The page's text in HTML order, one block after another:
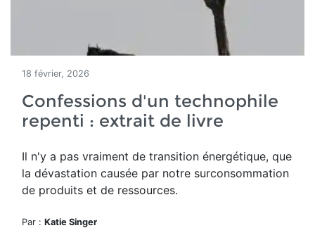
18 février, 2026
Confessions d'un technophile
repenti : extrait de livre
Il n'y a pas vraiment de transition énergétique, que
la dévastation causée par notre surconsommation
de produits et de ressources.
Par : Katie Singer